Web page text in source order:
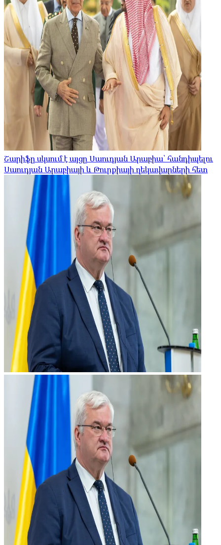
Շարիֆը սկսում է այցը Սաուդյան Արաբիա՝ հանդիպելու
Սաուդյան Արաբիայի և Թուրքիայի ղեկավարների հետ